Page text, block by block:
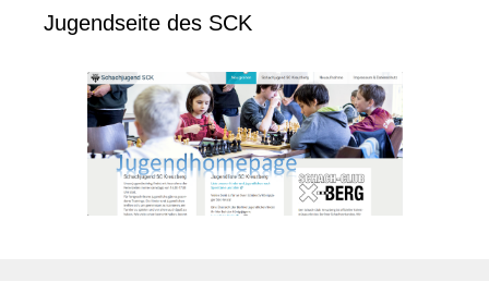
Jugendseite des SCK